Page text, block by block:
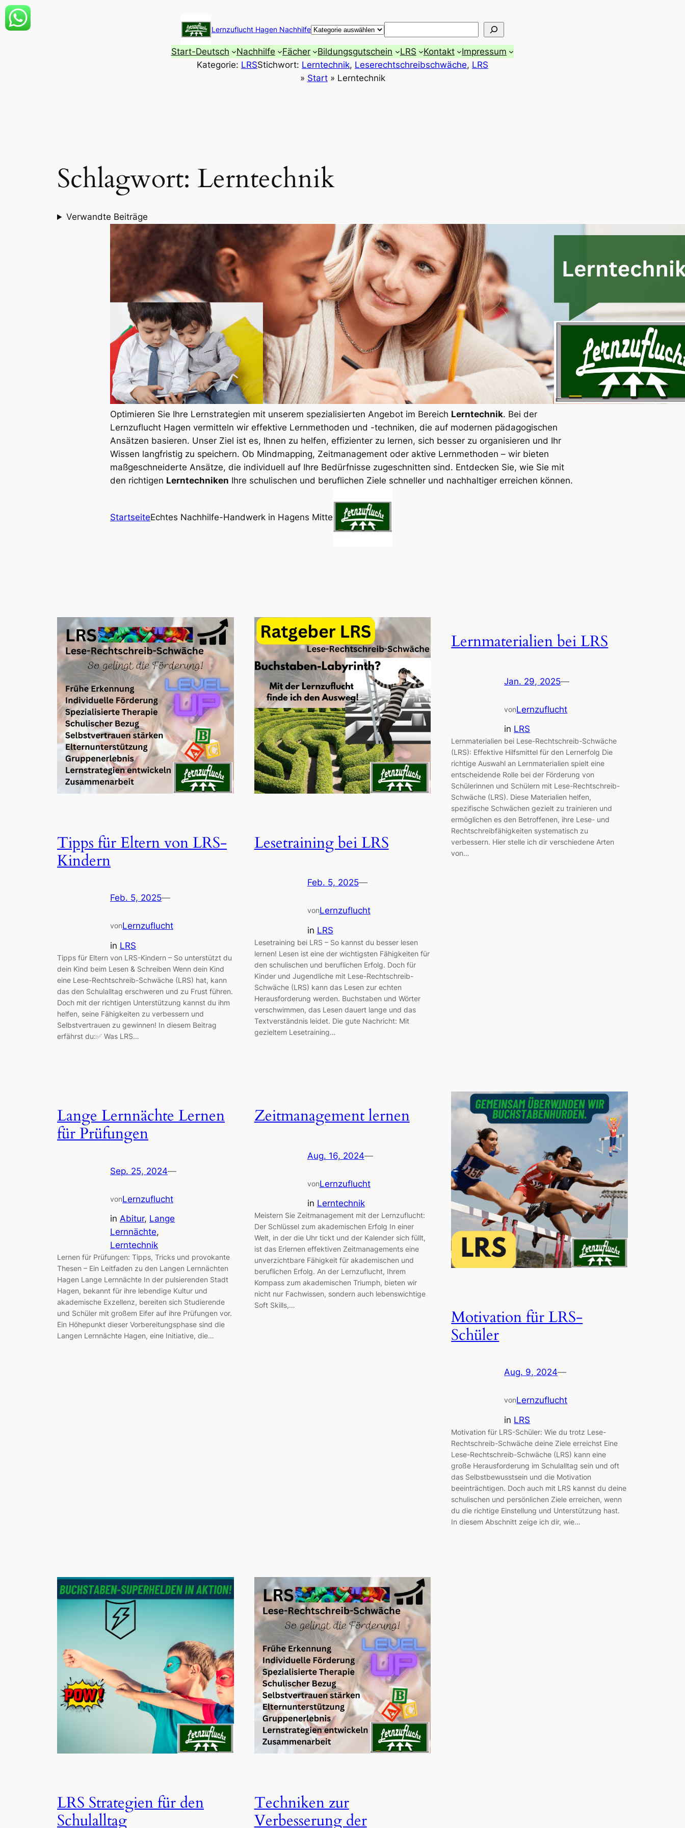
Zum
Inhalt
Lernzuflucht Hagen Nachhilfe Suchen
Start-Deutsch Nachhilfe Fächer Bildungsgutschein LRS Kontakt
Impressum
Kategorie: LRSStichwort: Lerntechnik, Leserechtschreibschwäche, LRS
» Start» Lerntechnik
Schlagwort: Lerntechnik
Verwandte Beiträge
Optimieren Sie Ihre Lernstrategien mit unserem spezialisierten Angebot im Bereich Lerntechnik. Bei der
Lernzuflucht Hagen vermitteln wir effektive Lernmethoden und -techniken, die auf modernen pädagogischen
Ansätzen basieren. Unser Ziel ist es, Ihnen zu helfen, effizienter zu lernen, sich besser zu organisieren und Ihr
Wissen langfristig zu speichern. Ob Mindmapping, Zeitmanagement oder aktive Lernmethoden – wir bieten
maßgeschneiderte Ansätze, die individuell auf Ihre Bedürfnisse zugeschnitten sind. Entdecken Sie, wie Sie mit
den richtigen Lerntechniken Ihre schulischen und beruflichen Ziele schneller und nachhaltiger erreichen können.
StartseiteEchtes Nachhilfe-Handwerk in Hagens Mitte
Tipps für Eltern von LRS-
Kindern
Feb. 5, 2025—
vonLernzuflucht
in LRS
Tipps für Eltern von LRS-Kindern – So unterstützt du
dein Kind beim Lesen & Schreiben Wenn dein Kind
eine Lese-Rechtschreib-Schwäche (LRS) hat, kann
das den Schulalltag erschweren und zu Frust führen.
Doch mit der richtigen Unterstützung kannst du ihm
helfen, seine Fähigkeiten zu verbessern und
Selbstvertrauen zu gewinnen! In diesem Beitrag
erfährst du:✅ Was LRS…
Lesetraining bei LRS
Feb. 5, 2025—
vonLernzuflucht
in LRS
Lesetraining bei LRS – So kannst du besser lesen
lernen! Lesen ist eine der wichtigsten Fähigkeiten für
den schulischen und beruflichen Erfolg. Doch für
Kinder und Jugendliche mit Lese-Rechtschreib-
Schwäche (LRS) kann das Lesen zur echten
Herausforderung werden. Buchstaben und Wörter
verschwimmen, das Lesen dauert lange und das
Textverständnis leidet. Die gute Nachricht: Mit
gezieltem Lesetraining…
Lernmaterialien bei LRS
Jan. 29, 2025—
vonLernzuflucht
in LRS
Lernmaterialien bei Lese-Rechtschreib-Schwäche
(LRS): Effektive Hilfsmittel für den Lernerfolg Die
richtige Auswahl an Lernmaterialien spielt eine
entscheidende Rolle bei der Förderung von
Schülerinnen und Schülern mit Lese-Rechtschreib-
Schwäche (LRS). Diese Materialien helfen,
spezifische Schwächen gezielt zu trainieren und
ermöglichen es den Betroffenen, ihre Lese- und
Rechtschreibfähigkeiten systematisch zu
verbessern. Hier stelle ich dir verschiedene Arten
von…
Lange Lernnächte Lernen
für Prüfungen
Sep. 25, 2024—
vonLernzuflucht
in Abitur, Lange
Lernnächte
Lerntechnik
Lernen für Prüfungen: Tipps, Tricks und provokante
Thesen – Ein Leitfaden zu den Langen Lernnächten
Hagen Lange Lernnächte In der pulsierenden Stadt
Hagen, bekannt für ihre lebendige Kultur und
akademische Exzellenz, bereiten sich Studierende
und Schüler mit großem Eifer auf ihre Prüfungen vor.
Ein Höhepunkt dieser Vorbereitungsphase sind die
Langen Lernnächte Hagen, eine Initiative, die…
Zeitmanagement lernen
Aug. 16, 2024—
vonLernzuflucht
in Lerntechnik
Meistern Sie Zeitmanagement mit der Lernzuflucht:
Der Schlüssel zum akademischen Erfolg In einer
Welt, in der die Uhr tickt und der Kalender sich füllt,
ist das Erlernen effektiven Zeitmanagements eine
unverzichtbare Fähigkeit für akademischen und
beruflichen Erfolg. An der Lernzuflucht, Ihrem
Kompass zum akademischen Triumph, bieten wir
nicht nur Fachwissen, sondern auch lebenswichtige
Soft Skills,…
Motivation für LRS-
Schüler
Aug. 9, 2024—
vonLernzuflucht
in LRS
Motivation für LRS-Schüler: Wie du trotz Lese-
Rechtschreib-Schwäche deine Ziele erreichst Eine
Lese-Rechtschreib-Schwäche (LRS) kann eine
große Herausforderung im Schulalltag sein und oft
das Selbstbewusstsein und die Motivation
beeinträchtigen. Doch auch mit LRS kannst du deine
schulischen und persönlichen Ziele erreichen, wenn
du die richtige Einstellung und Unterstützung hast.
In diesem Abschnitt zeige ich dir, wie…
LRS Strategien für den
Schulalltag
Techniken zur
Verbesserung der